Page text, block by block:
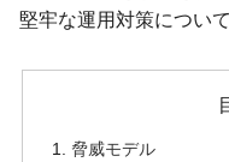
堅牢な運用対策につい
脅威モデル